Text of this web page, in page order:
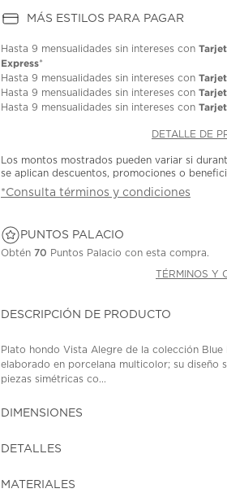
MÁS ESTILOS PARA PAGAR
Hasta9 mensualidades sin intereses con
Express*
Hasta9 mensualidades sin intereses con
Hasta9 mensualidades sin intereses con
Hasta9 mensualidades sin intereses con
DETALLE DE
Los montos mostrados pueden variar si
se aplican descuentos, promociones o
*Consulta términos y condiciones
PUNTOS PALACIO
Obtén70 Puntos Palacio con esta compra.
TÉRMINOS Y
DESCRIPCIÓN DE PRODUCTO
Plato hondo Vista Alegre de la colección Blue
elaborado en porcelana multicolor; su diseño
piezas simétricas co...
DIMENSIONES
DETALLES
MATERIALES